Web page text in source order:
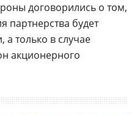
договорились о том,
партнерства будет
а только в случае
акционерного